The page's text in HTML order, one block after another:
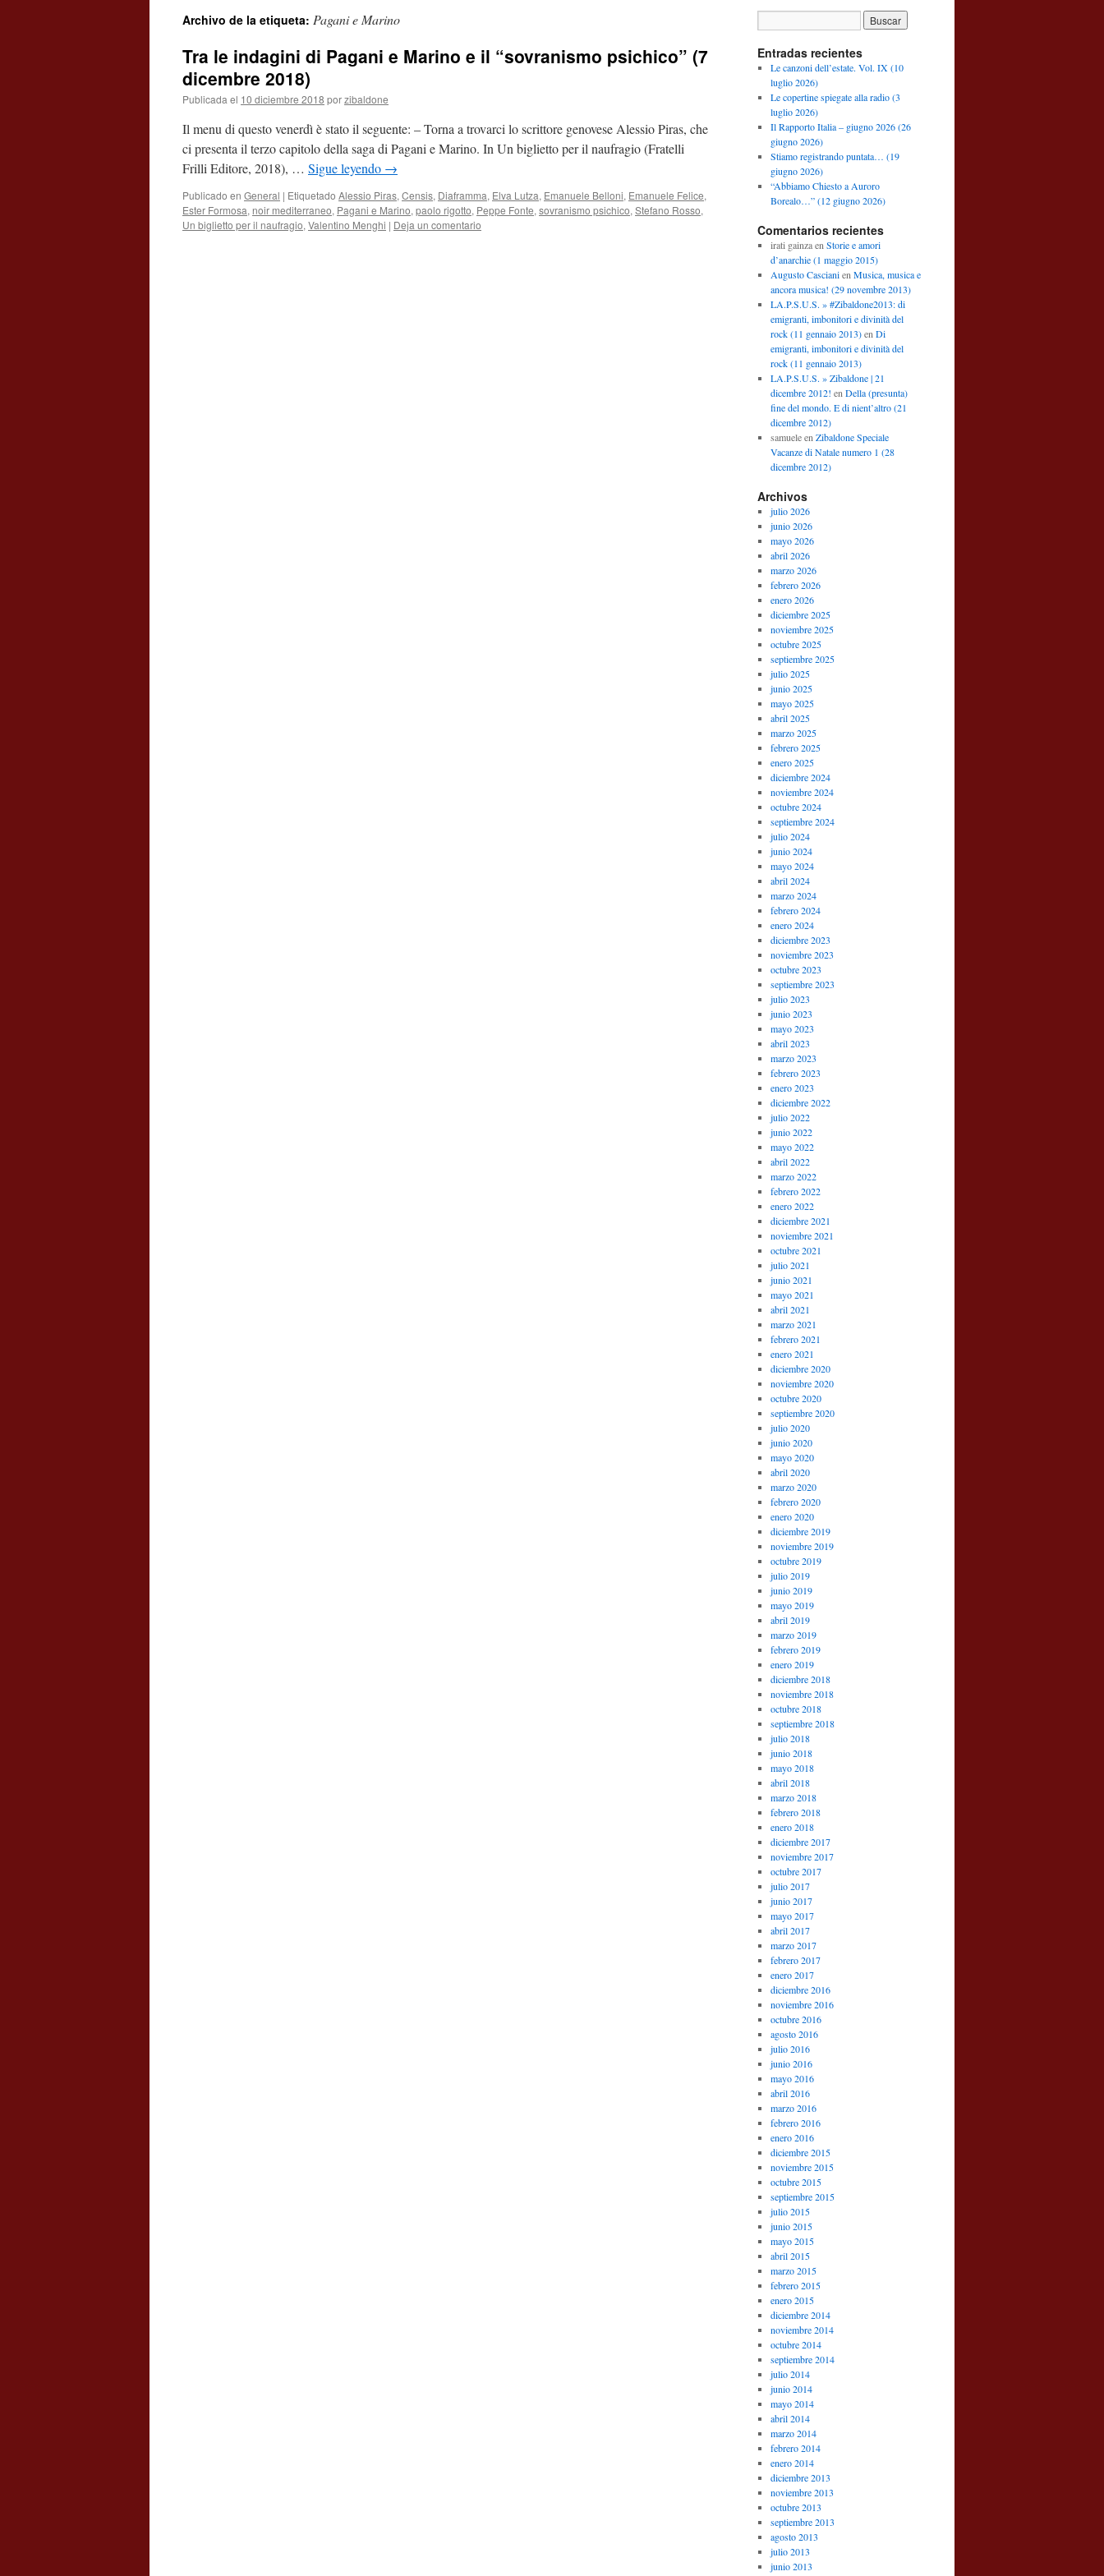
contenido
Archivo de la etiqueta: Pagani e Marino
Tra le indagini di Pagani e Marino e il “sovranismo psichico” (7
dicembre 2018)
Publicada el 10 diciembre 2018 porzibaldone
Il menu di questo venerdì è stato il seguente: – Torna a trovarci lo scrittore genovese Alessio Piras, che
ci presenta il terzo capitolo della saga di Pagani e Marino. In Un biglietto per il naufragio (Fratelli
Frilli Editore, 2018), … Sigue leyendo →
Publicado en General | Etiquetado Alessio Piras, Censis, Diaframma, Elva Lutza, Emanuele Belloni, Emanuele Felice,
Ester Formosa, noir mediterraneo, Pagani e Marino, paolo rigotto, Peppe Fonte, sovranismo psichico, Stefano Rosso,
Un biglietto per il naufragio, Valentino Menghi | Deja un comentario
Entradas recientes
Le canzoni dell’estate. Vol. IX (10
luglio 2026)
Le copertine spiegate alla radio (3
luglio 2026)
Il Rapporto Italia – giugno 2026 (26
giugno 2026)
Stiamo registrando puntata… (19
giugno 2026)
“Abbiamo Chiesto a Auroro
Borealo…” (12 giugno 2026)
Comentarios recientes
irati gainzaen Storie e amori
d’anarchie (1 maggio 2015)
Augusto Cascianien Musica, musica e
ancora musica! (29 novembre 2013)
LA.P.S.U.S. » #Zibaldone2013: di
emigranti, imbonitori e divinità del
rock (11 gennaio 2013)en Di
emigranti, imbonitori e divinità del
rock (11 gennaio 2013)
LA.P.S.U.S. » Zibaldone | 21
dicembre 2012! en Della (presunta)
fine del mondo. E di nient’altro (21
dicembre 2012)
samueleen Zibaldone Speciale
Vacanze di Natale numero 1 (28
dicembre 2012)
Archivos
julio 2026
junio 2026
mayo 2026
abril 2026
marzo 2026
febrero 2026
enero 2026
diciembre 2025
noviembre 2025
octubre 2025
septiembre 2025
julio 2025
junio 2025
mayo 2025
abril 2025
marzo 2025
febrero 2025
enero 2025
diciembre 2024
noviembre 2024
octubre 2024
septiembre 2024
julio 2024
junio 2024
mayo 2024
abril 2024
marzo 2024
febrero 2024
enero 2024
diciembre 2023
noviembre 2023
octubre 2023
septiembre 2023
julio 2023
junio 2023
mayo 2023
abril 2023
marzo 2023
febrero 2023
enero 2023
diciembre 2022
julio 2022
junio 2022
mayo 2022
abril 2022
marzo 2022
febrero 2022
enero 2022
diciembre 2021
noviembre 2021
octubre 2021
julio 2021
junio 2021
mayo 2021
abril 2021
marzo 2021
febrero 2021
enero 2021
diciembre 2020
noviembre 2020
octubre 2020
septiembre 2020
julio 2020
junio 2020
mayo 2020
abril 2020
marzo 2020
febrero 2020
enero 2020
diciembre 2019
noviembre 2019
octubre 2019
julio 2019
junio 2019
mayo 2019
abril 2019
marzo 2019
febrero 2019
enero 2019
diciembre 2018
noviembre 2018
octubre 2018
septiembre 2018
julio 2018
junio 2018
mayo 2018
abril 2018
marzo 2018
febrero 2018
enero 2018
diciembre 2017
noviembre 2017
octubre 2017
julio 2017
junio 2017
mayo 2017
abril 2017
marzo 2017
febrero 2017
enero 2017
diciembre 2016
noviembre 2016
octubre 2016
agosto 2016
julio 2016
junio 2016
mayo 2016
abril 2016
marzo 2016
febrero 2016
enero 2016
diciembre 2015
noviembre 2015
octubre 2015
septiembre 2015
julio 2015
junio 2015
mayo 2015
abril 2015
marzo 2015
febrero 2015
enero 2015
diciembre 2014
noviembre 2014
octubre 2014
septiembre 2014
julio 2014
junio 2014
mayo 2014
abril 2014
marzo 2014
febrero 2014
enero 2014
diciembre 2013
noviembre 2013
octubre 2013
septiembre 2013
agosto 2013
julio 2013
junio 2013